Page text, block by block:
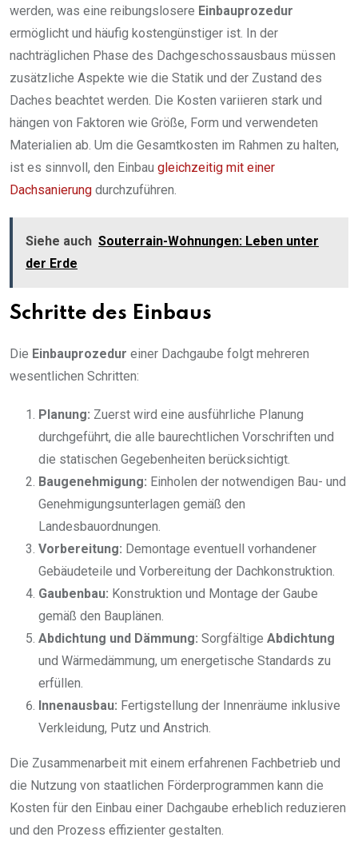
werden, was eine reibungslosere Einbauprozedur
ermöglicht und häufig kostengünstiger ist. In der
nachträglichen Phase des Dachgeschossausbaus müssen
zusätzliche Aspekte wie die Statik und der Zustand des
Daches beachtet werden. Die Kosten variieren stark und
hängen von Faktoren wie Größe, Form und verwendeten
Materialien ab. Um die Gesamtkosten im Rahmen zu halten,
ist es sinnvoll, den Einbau gleichzeitig mit einer
Dachsanierung durchzuführen.
Siehe auch Souterrain-Wohnungen: Leben unter
der Erde
Schritte des Einbaus
Die Einbauprozedur einer Dachgaube folgt mehreren
wesentlichen Schritten:
Planung: Zuerst wird eine ausführliche Planung
durchgeführt, die alle baurechtlichen Vorschriften und
die statischen Gegebenheiten berücksichtigt.
Baugenehmigung: Einholen der notwendigen Bau- und
Genehmigungsunterlagen gemäß den
Landesbauordnungen.
Vorbereitung: Demontage eventuell vorhandener
Gebäudeteile und Vorbereitung der Dachkonstruktion.
Gaubenbau: Konstruktion und Montage der Gaube
gemäß den Bauplänen.
Abdichtung und Dämmung: Sorgfältige Abdichtung
und Wärmedämmung, um energetische Standards zu
erfüllen.
Innenausbau: Fertigstellung der Innenräume inklusive
Verkleidung, Putz und Anstrich.
Die Zusammenarbeit mit einem erfahrenen Fachbetrieb und
die Nutzung von staatlichen Förderprogrammen kann die
Kosten für den Einbau einer Dachgaube erheblich reduzieren
und den Prozess effizienter gestalten.